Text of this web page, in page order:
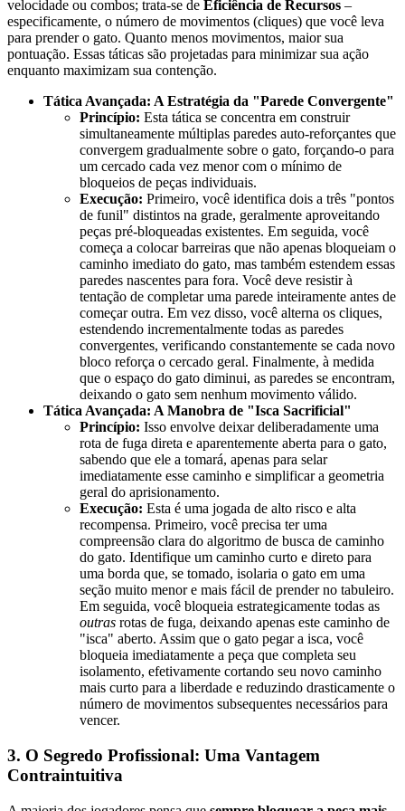
velocidade ou combos; trata-se de Eficiência de Recursos –
especificamente, o número de movimentos (cliques) que você leva
para prender o gato. Quanto menos movimentos, maior sua
pontuação. Essas táticas são projetadas para minimizar sua ação
enquanto maximizam sua contenção.
Tática Avançada: A Estratégia da "Parede Convergente"
Princípio: Esta tática se concentra em construir
simultaneamente múltiplas paredes auto-reforçantes que
convergem gradualmente sobre o gato, forçando-o para
um cercado cada vez menor com o mínimo de
bloqueios de peças individuais.
Execução: Primeiro, você identifica dois a três "pontos
de funil" distintos na grade, geralmente aproveitando
peças pré-bloqueadas existentes. Em seguida, você
começa a colocar barreiras que não apenas bloqueiam o
caminho imediato do gato, mas também estendem essas
paredes nascentes para fora. Você deve resistir à
tentação de completar uma parede inteiramente antes de
começar outra. Em vez disso, você alterna os cliques,
estendendo incrementalmente todas as paredes
convergentes, verificando constantemente se cada novo
bloco reforça o cercado geral. Finalmente, à medida
que o espaço do gato diminui, as paredes se encontram,
deixando o gato sem nenhum movimento válido.
Tática Avançada: A Manobra de "Isca Sacrificial"
Princípio: Isso envolve deixar deliberadamente uma
rota de fuga direta e aparentemente aberta para o gato,
sabendo que ele a tomará, apenas para selar
imediatamente esse caminho e simplificar a geometria
geral do aprisionamento.
Execução: Esta é uma jogada de alto risco e alta
recompensa. Primeiro, você precisa ter uma
compreensão clara do algoritmo de busca de caminho
do gato. Identifique um caminho curto e direto para
uma borda que, se tomado, isolaria o gato em uma
seção muito menor e mais fácil de prender no tabuleiro.
Em seguida, você bloqueia estrategicamente todas as
outras rotas de fuga, deixando apenas este caminho de
"isca" aberto. Assim que o gato pegar a isca, você
bloqueia imediatamente a peça que completa seu
isolamento, efetivamente cortando seu novo caminho
mais curto para a liberdade e reduzindo drasticamente o
número de movimentos subsequentes necessários para
vencer.
3. O Segredo Profissional: Uma Vantagem
Contraintuitiva